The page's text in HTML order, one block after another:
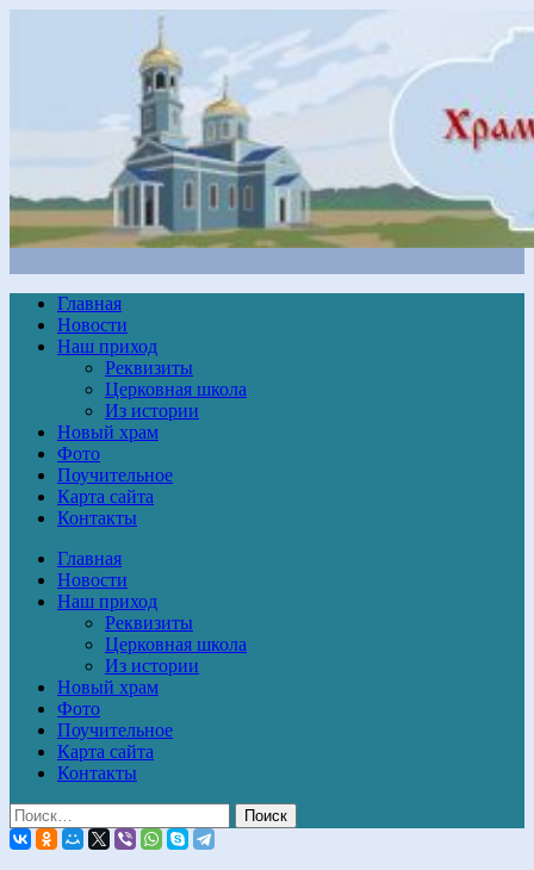
Главная
Новости
Наш приход
Реквизиты
Церковная школа
Из истории
Новый храм
Фото
Поучительное
Карта сайта
Контакты
Главная
Новости
Наш приход
Реквизиты
Церковная школа
Из истории
Новый храм
Фото
Поучительное
Карта сайта
Контакты